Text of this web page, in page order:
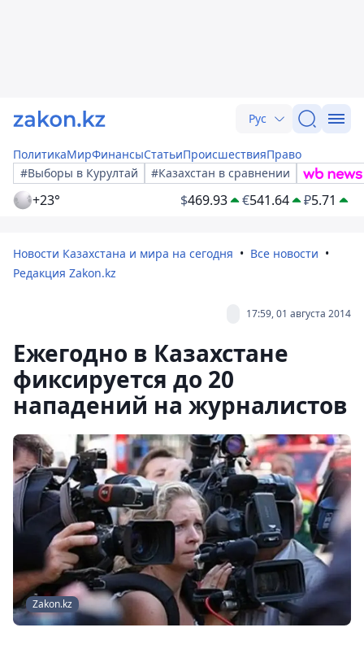
Рус
ПолитикаМирФинансыСтатьиПроисшествияПраво
#Выборы в Курултай
#Казахстан в сравнении
+23° $469.93 €541.64 ₽5.71
Новости Казахстана и мира на сегодня
Все новости
Редакция Zakon.kz
17:59, 01 августа 2014
Ежегодно в Казахстане
фиксируется до 20
нападений на журналистов
Zakon.kz